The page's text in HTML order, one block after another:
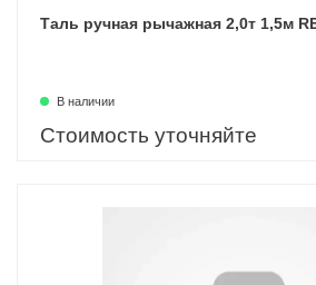
Таль ручная рычажная 2,0т 1,5м
В наличии
Стоимость уточняйте